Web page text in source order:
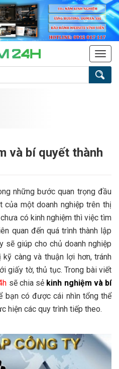
và bí quyết thành
những bước quan trọng đầu
một doanh nghiệp trên thị
có kinh nghiệm thì việc tìm
quan đến quá trình thành lập
sẽ giúp cho chủ doanh nghiệp
càng và thuận lợi hơn, tránh
giấy tờ, thủ tục. Trong bài viết
sẽ chia sẻ kinh nghiệm và bí
bạn có được cái nhìn tổng thể
hiện các quy trình tiếp theo.